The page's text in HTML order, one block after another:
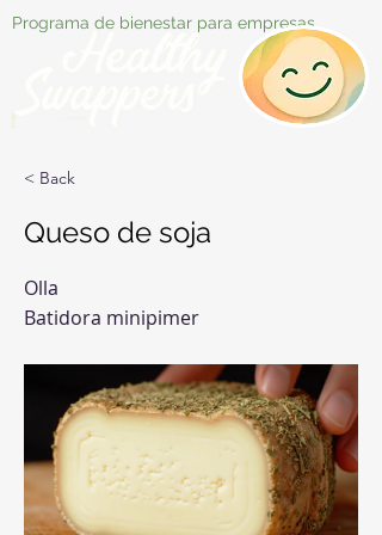
Programa de bienestar para empresas
< Back
Queso de soja
Olla
Batidora minipimer